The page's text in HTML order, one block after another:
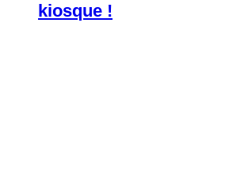
kiosque !